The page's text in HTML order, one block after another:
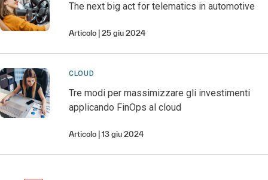
The next big act for telematics in automotive
Articolo 25 giu 2024
CLOUD
Tre modi per massimizzare gli investimenti
applicando FinOps al cloud
Articolo 13 giu 2024